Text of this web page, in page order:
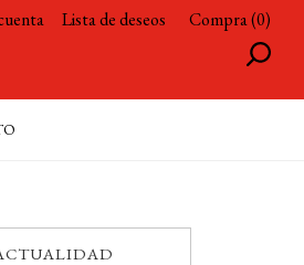
Lista de deseos Compra (0)